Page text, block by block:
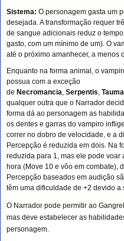
Sistema: O personagem gasta um
desejada. A transformação requer
de sangue adicionais reduz o
gasto, com um mínimo de um). O
até o próximo amanhecer, a menos
Enquanto na forma animal, o
possua com a exceção
de Necromancia, Serpentis,
qualquer outra que o Narrador
forma dá ao personagem as
os dentes e garras do vampiro
correr no dobro de velocidade, e a
Percepção é reduzida em dois. Na
reduzida para 1, mas ele pode
hora (Move 10 e vôo em combate),
Percepção baseados em audição
têm uma dificuldade de +2 devido
O Narrador pode permitir ao
mas deve estabelecer as
personagem.